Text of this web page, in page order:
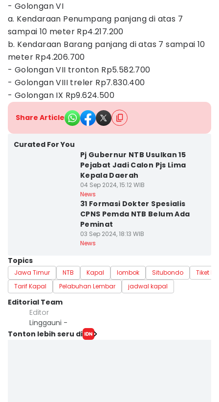
- Golongan VI
a. Kendaraan Penumpang panjang di atas 7
sampai 10 meter Rp4.217.200
b. Kendaraan Barang panjang di atas 7 sampai 10
meter Rp4.206.700
- Golongan VII tronton Rp5.582.700
- Golongan VIII treler Rp7.830.400
- Golongan IX Rp9.624.500
Share Article
Curated For You
Pj Gubernur NTB Usulkan 15
Pejabat Jadi Calon Pjs Lima
Kepala Daerah
04 Sep 2024, 15:12 WIB
News
31 Formasi Dokter Spesialis
CPNS Pemda NTB Belum Ada
Peminat
03 Sep 2024, 18:13 WIB
News
Topics
Jawa Timur NTB Kapal lombok Situbondo
Tiket
Tarif Kapal
Pelabuhan Lembar jadwal kapal
Editorial Team
Editor
Linggauni -
Tonton lebih seru di